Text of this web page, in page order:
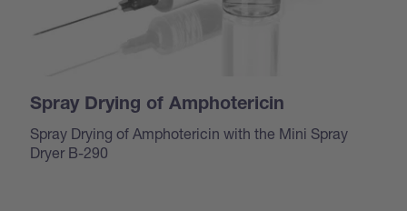
Spray Drying of Amphotericin
Spray Drying of Amphotericin with the Mini Spray
Dryer B-290